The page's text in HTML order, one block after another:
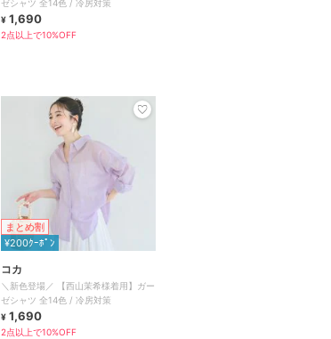
ゼシャツ 全14色 / 冷房対策
¥ 1,690
2点以上で10%OFF
まとめ割
¥200ｸｰﾎﾟﾝ
コカ
＼新色登場／ 【西山茉希様着用】ガー
ゼシャツ 全14色 / 冷房対策
¥ 1,690
2点以上で10%OFF